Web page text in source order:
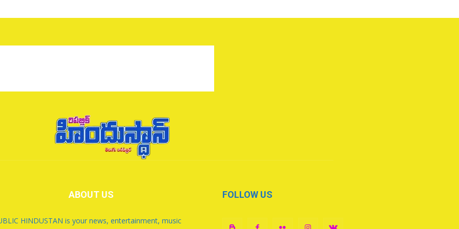
ABOUT US
HINDUSTAN is your news, entertainment, music
FOLLOW US